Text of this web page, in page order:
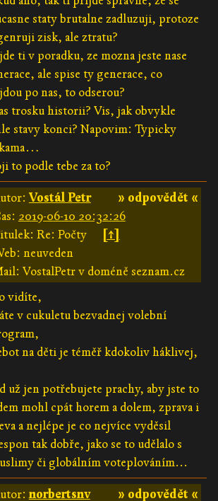
staty brutalne zadluzuji, protoze
zisk, ale ztratu?
ti v poradku, ze mozna jeste nase
ale spise ty generace, co
po nas, to odserou?
trosku historii? Vis, jak obvykle
stavy konci? Napovim: Typicky
to podle tebe za to?
» odpovědět «
Vostál Petr
2019-06-10 20:32:26
Re: Počty
[↑]
neuveden
VostalPetr v doméně seznam.cz
vidíte,
v cukuletu bezvadnej volební
na děti je téměř kdokoliv háklivej,
už jen potřebujete prachy, aby jste to
mohl cpát horem a dolem, zprava i
a nejlépe je co nejvíce vyděsil
tak dobře, jako se to udělalo s
či globálním voteplováním...
» odpovědět «
norbertsnv